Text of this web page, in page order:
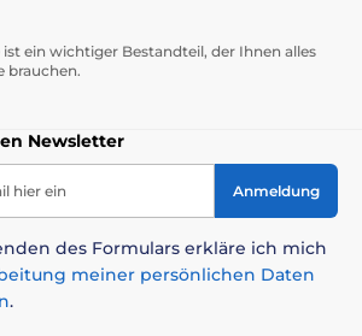
ist ein wichtiger Bestandteil, der Ihnen alles
brauchen.
Newsletter
hier ein Anmeldung
des Formulars erkläre ich mich
meiner persönlichen Daten
.